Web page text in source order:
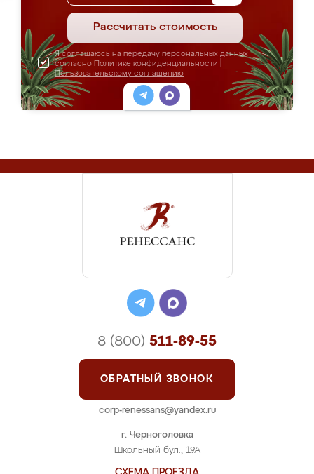
Рассчитать стоимость
Я соглашаюсь на передачу персональных данных
согласно Политике конфиденциальности
Пользовательскому соглашению
г. Черноголовка
Школьный бул., 19А
8 (800) 511-89-55
ОБРАТНЫЙ ЗВОНОК
corp-renessans@yandex.ru